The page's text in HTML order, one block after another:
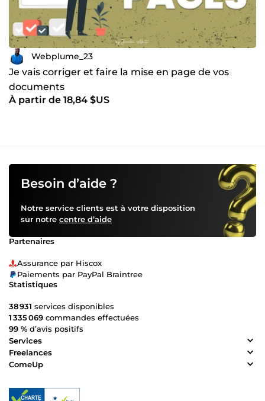
Webplume_23
Je vais corriger et faire la mise en page de vos
documents
À partir de 18,84 $US
Besoin d’aide ?
Notre service clients est à votre disposition
sur notre centre d’aide
Partenaires
Assurance par Hiscox
Paiements par PayPal Braintree
Statistiques
38 931 services disponibles
1 335 069 commandes effectuées
99 % d’avis positifs
Services
Freelances
ComeUp